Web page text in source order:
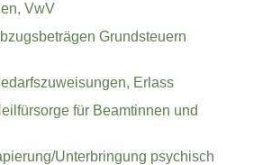
VwV
Grundsteuern
Erlass
für Beamtinnen und
Unterbringung psychisch